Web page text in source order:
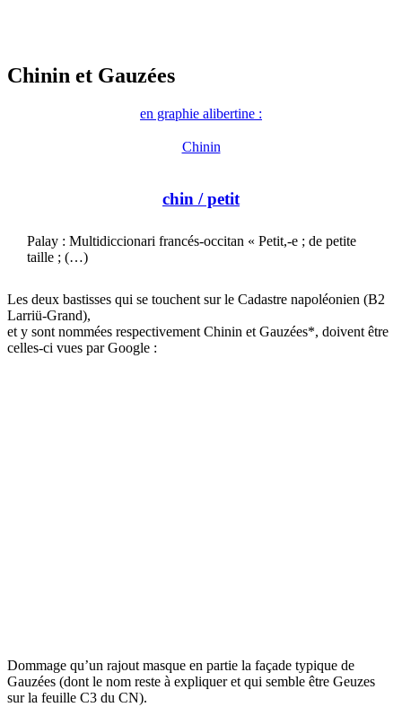
Chinin et Gauzées
en graphie alibertine :
Chinin
chin / petit
Palay : Multidiccionari francés-occitan « Petit,-e ; de petite
taille ; (…)
Les deux bastisses qui se touchent sur le Cadastre napoléonien (B2
Larriü-Grand),
et y sont nommées respectivement Chinin et Gauzées*, doivent être
celles-ci vues par Google :
Dommage qu’un rajout masque en partie la façade typique de
Gauzées (dont le nom reste à expliquer et qui semble être Geuzes
sur la feuille C3 du CN).